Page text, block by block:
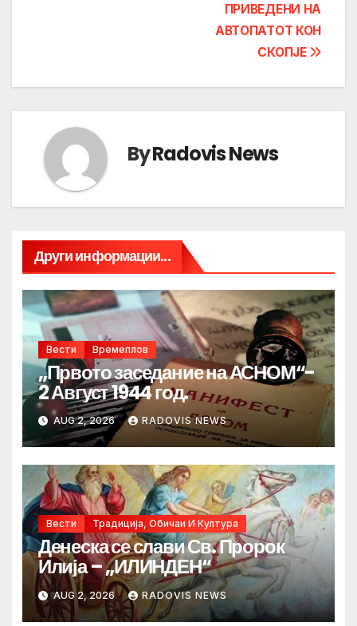
ПРИВЕДЕНИ НА
АВТОПАТОТ КОН
СКОПЈЕ
ByRadovis News
Други информации...
Вести Времеплов
„Првото заседание на АСНОМ“-
2 Август 1944 год.
AUG 2, 2026 RADOVIS NEWS
Вести Традиција, Обичаи И Култура
Денеска се слави Св. Пророк
Илија – „ИЛИНДЕН“
AUG 2, 2026 RADOVIS NEWS